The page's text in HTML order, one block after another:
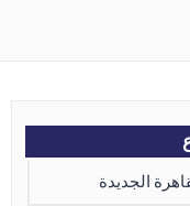
الجديدة